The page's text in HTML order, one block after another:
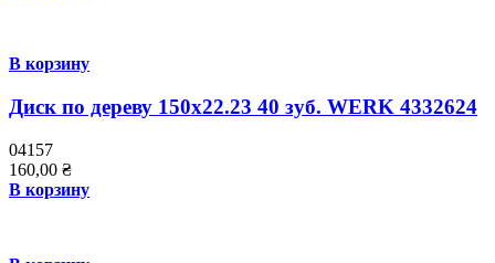
В корзину
Диск по дереву 150х22.23 40 зуб. WERK 4332624
04157
160,00 ₴
В корзину